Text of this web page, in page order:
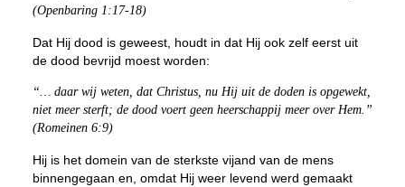
(Openbaring 1:17-18)
Dat Hij dood is geweest, houdt in dat Hij ook zelf eerst uit
de dood bevrijd moest worden:
“… daar wij weten, dat Christus, nu Hij uit de doden is opgewekt,
niet meer sterft; de dood voert geen heerschappij meer over Hem.”
(Romeinen 6:9)
Hij is het domein van de sterkste vijand van de mens
binnengegaan en, omdat Hij weer levend werd gemaakt